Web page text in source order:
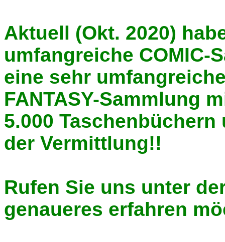
Aktuell (Okt. 2020)
umfangreiche COMIC-
eine sehr
FANTASY-Sammlung
5.000
der Vermittlung!!
Rufen Sie uns unter
genaueres erfahren